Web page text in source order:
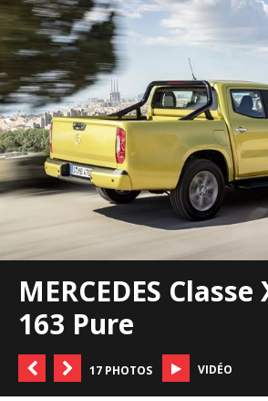
MERCEDES Classe
163 Pure
17 PHOTOS VIDÉO